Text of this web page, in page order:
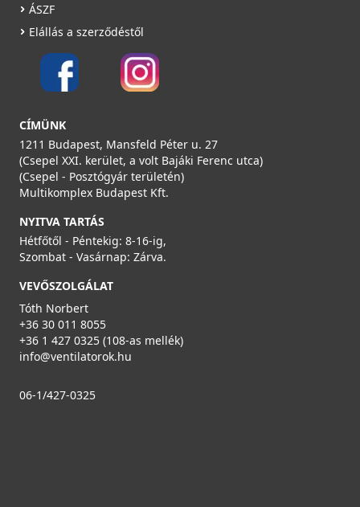
ÁSZF
Elállás a szerződéstől
CÍMÜNK
1211 Budapest, Mansfeld Péter u. 27
(Csepel XXI. kerület, a volt Bajáki Ferenc utca)
(Csepel - Posztógyár területén)
Multikomplex Budapest Kft.
NYITVA TARTÁS
Hétfőtől - Péntekig: 8-16-ig,
Szombat - Vasárnap: Zárva.
VEVŐSZOLGÁLAT
Tóth Norbert
+36 30 011 8055
+36 1 427 0325 (108-as mellék)
info@ventilatorok.hu
06-1/427-0325